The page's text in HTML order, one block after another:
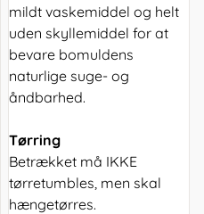
mildt vaskemiddel og helt
uden skyllemiddel for at
bevare bomuldens
naturlige suge- og
åndbarhed.
Tørring
Betrækket må IKKE
tørretumbles, men skal
hængetørres.